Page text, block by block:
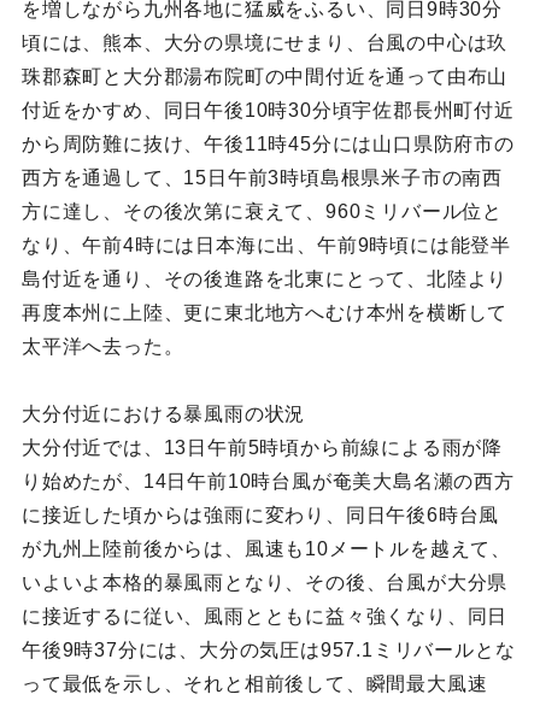
を増しながら九州各地に猛威をふるい、同日9時30分
頃には、熊本、大分の県境にせまり、台風の中心は玖
珠郡森町と大分郡湯布院町の中間付近を通って由布山
付近をかすめ、同日午後10時30分頃宇佐郡長州町付近
から周防難に抜け、午後11時45分には山口県防府市の
西方を通過して、15日午前3時頃島根県米子市の南西
方に達し、その後次第に衰えて、960ミリバール位と
なり、午前4時には日本海に出、午前9時頃には能登半
島付近を通り、その後進路を北東にとって、北陸より
再度本州に上陸、更に東北地方へむけ本州を横断して
太平洋へ去った。
大分付近における暴風雨の状況
大分付近では、13日午前5時頃から前線による雨が降
り始めたが、14日午前10時台風が奄美大島名瀬の西方
に接近した頃からは強雨に変わり、同日午後6時台風
が九州上陸前後からは、風速も10メートルを越えて、
いよいよ本格的暴風雨となり、その後、台風が大分県
に接近するに従い、風雨とともに益々強くなり、同日
午後9時37分には、大分の気圧は957.1ミリバールとな
って最低を示し、それと相前後して、瞬間最大風速